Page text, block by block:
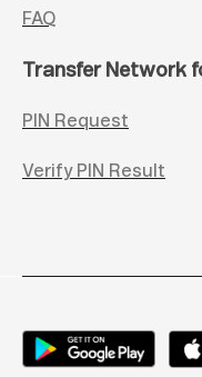
FAQ
Transfer Network
PIN Request
Verify PIN Result